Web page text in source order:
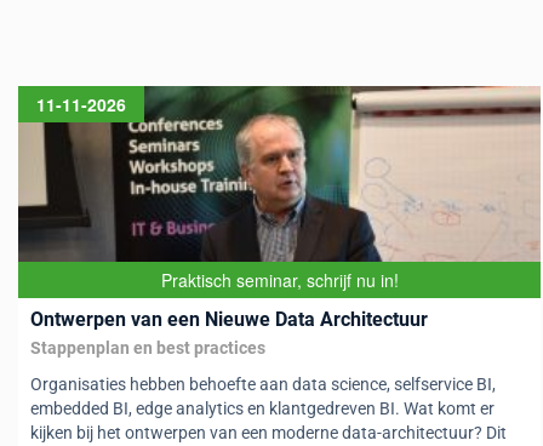
11-11-2026
Praktisch seminar, schrijf nu in!
Ontwerpen van een Nieuwe Data Architectuur
Stappenplan en best practices
Organisaties hebben behoefte aan data science, selfservice BI,
embedded BI, edge analytics en klantgedreven BI. Wat komt er
kijken bij het ontwerpen van een moderne data-architectuur? Dit